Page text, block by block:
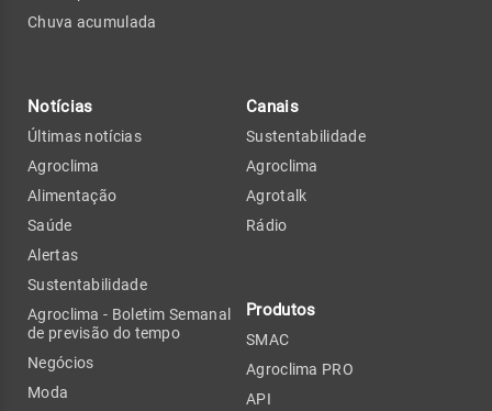
Chuva acumulada
Notícias
Últimas notícias
Agroclima
Alimentação
Saúde
Alertas
Sustentabilidade
Agroclima - Boletim Semanal
de previsão do tempo
Negócios
Moda
Canais
Sustentabilidade
Agroclima
Agrotalk
Rádio
Produtos
SMAC
Agroclima PRO
API